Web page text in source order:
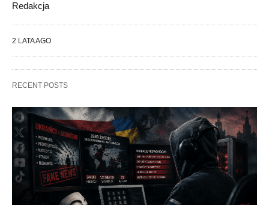
Redakcja
2 LATA AGO
RECENT POSTS